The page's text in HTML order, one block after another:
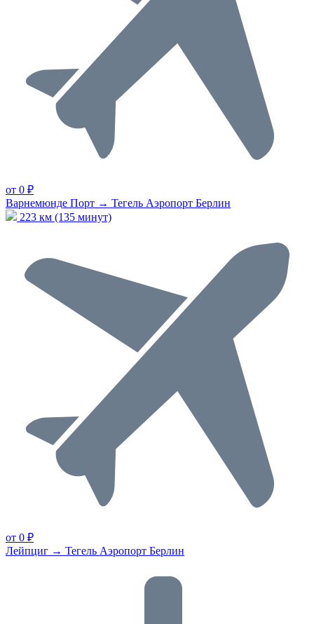
от 0 ₽
Варнемюнде Порт → Тегель Аэропорт Берлин
223 км (135 минут)
от 0 ₽
Лейпциг → Тегель Аэропорт Берлин